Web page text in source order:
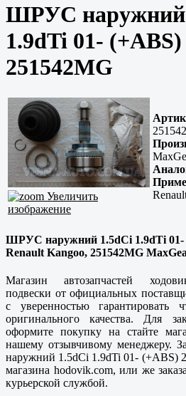
ШРУС наружний
1.9dTi 01-
251542MG
Увеличить
изображение
ШРУС наружний 1.5dCi 1.9dTi 01-
Renault Kangoo, 251542MG
Магазин автозапчастей
подвески от официальных
с уверенностью
оригинального качества. Для
оформите покупку на стайте
нашему отзывчивому менеджеру.
наружний 1.5dCi 1.9dTi 01- (+ABS)
магазина hodovik.com, или же
курьерской службой.